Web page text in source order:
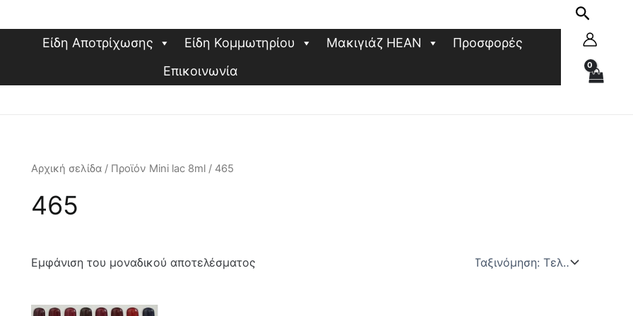
Είδη Αποτρίχωσης Είδη Κομμωτηρίου Μακιγιάζ HEAN
Προσφορές
Επικοινωνία
Αρχική σελίδα / Προϊόν Mini lac 8ml / 465
465
Εμφάνιση του μοναδικού αποτελέσματος
Αυτό